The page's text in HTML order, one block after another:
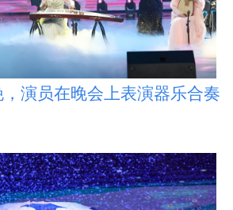
演员在晚会上表演器乐合奏